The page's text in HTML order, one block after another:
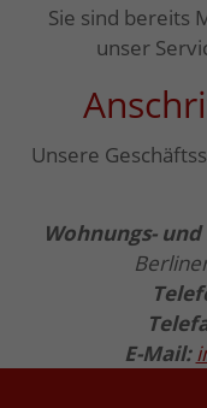
Sie sind bereits
unser
Unsere
Wohnungs-
E-Mail: